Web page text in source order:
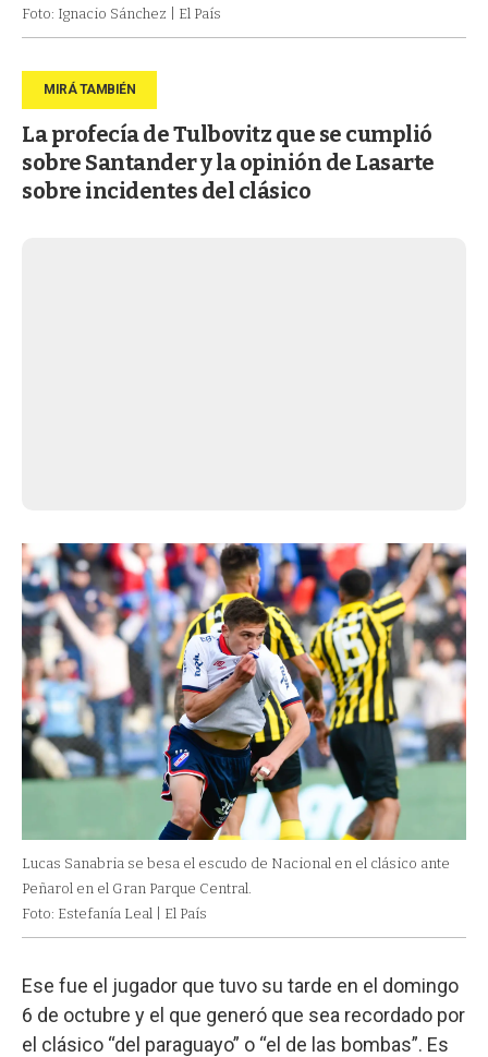
Foto: Ignacio Sánchez | El País
La profecía de Tulbovitz que se cumplió
sobre Santander y la opinión de Lasarte
sobre incidentes del clásico
Lucas Sanabria se besa el escudo de Nacional en el clásico ante
Peñarol en el Gran Parque Central.
Foto: Estefanía Leal | El País
Ese fue el jugador que tuvo su tarde en el domingo
6 de octubre y el que generó que sea recordado por
el clásico “del paraguayo” o “el de las bombas”. Es